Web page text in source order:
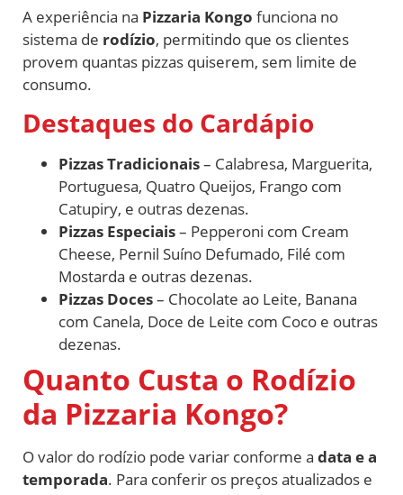
A experiência na Pizzaria Kongo funciona no
sistema de rodízio, permitindo que os clientes
provem quantas pizzas quiserem, sem limite de
consumo.
Destaques do Cardápio
Pizzas Tradicionais– Calabresa, Marguerita,
Portuguesa, Quatro Queijos, Frango com
Catupiry, e outras dezenas.
Pizzas Especiais– Pepperoni com Cream
Cheese, Pernil Suíno Defumado, Filé com
Mostarda e outras dezenas.
Pizzas Doces– Chocolate ao Leite, Banana
com Canela, Doce de Leite com Coco e outras
dezenas.
Quanto Custa o Rodízio
da Pizzaria Kongo?
O valor do rodízio pode variar conforme a data e a
temporada. Para conferir os preços atualizados e